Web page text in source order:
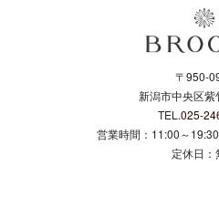
〒950-
新潟市中央区
TEL.025-
営業時間：11:00～
定休日：